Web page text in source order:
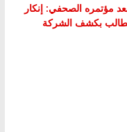
مؤتمره الصحفي: إنكار
بكشف الشركة